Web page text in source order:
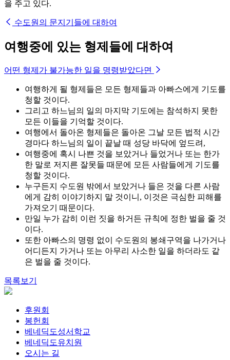
을 주고 있다.
수도원의 문지기들에 대하여
여행중에 있는 형제들에 대하여
어떤 형제가 불가능한 일을 명령받았다면
여행하게 될 형제들은 모든 형제들과 아빠스에게 기도를
청할 것이다.
그리고 하느님의 일의 마지막 기도에는 참석하지 못한
모든 이들을 기억할 것이다.
여행에서 돌아온 형제들은 돌아온 그날 모든 법적 시간
경마다 하느님의 일이 끝날 때 성당 바닥에 엎드려,
여행중에 혹시 나쁜 것을 보았거나 들었거나 또는 한가
한 말로 저지른 잘못들 때문에 모든 사람들에게 기도를
청할 것이다.
누구든지 수도원 밖에서 보았거나 들은 것을 다른 사람
에게 감히 이야기하지 말 것이니, 이것은 극심한 피해를
가져오기 때문이다.
만일 누가 감히 이런 짓을 하거든 규칙에 정한 벌을 줄 것
이다.
또한 아빠스의 명령 없이 수도원의 봉쇄구역을 나가거나
어디든지 가거나 또는 아무리 사소한 일을 하더라도 같
은 벌을 줄 것이다.
목록보기
후원회
봉헌회
베네딕도성서학교
베네딕도유치원
오시는 길